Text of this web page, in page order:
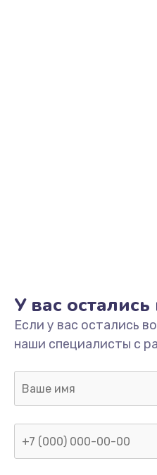
У вас
Если у вас остались
наши специалисты с